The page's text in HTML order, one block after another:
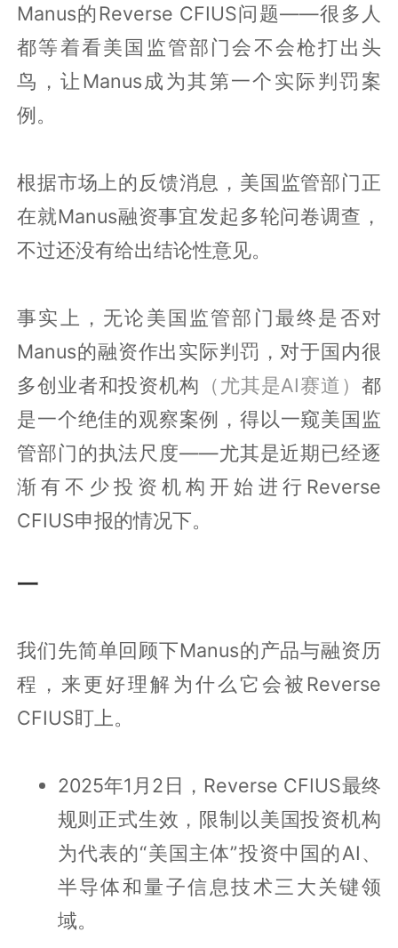
Manus的Reverse CFIUS问题——很多人
都等着看美国监管部门会不会枪打出头
鸟，让Manus成为其第一个实际判罚案
例。
根据市场上的反馈消息，美国监管部门正
在就Manus融资事宜发起多轮问卷调查，
不过还没有给出结论性意见。
事实上，无论美国监管部门最终是否对
Manus的融资作出实际判罚，对于国内很
多创业者和投资机构 （尤其是AI赛道） 都
是一个绝佳的观察案例，得以一窥美国监
管部门的执法尺度——尤其是近期已经逐
渐有不少投资机构开始进行Reverse
CFIUS申报的情况下。
一
我们先简单回顾下Manus的产品与融资历
程，来更好理解为什么它会被Reverse
CFIUS盯上。
2025年1月2日，Reverse CFIUS最终
规则正式生效，限制以美国投资机构
为代表的“美国主体”投资中国的AI、
半导体和量子信息技术三大关键领
域。